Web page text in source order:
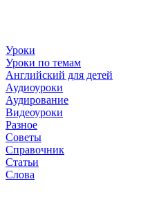
Уроки
Уроки по темам
Английский для детей
Аудиоуроки
Аудирование
Видеоуроки
Разное
Советы
Справочник
Статьи
Слова